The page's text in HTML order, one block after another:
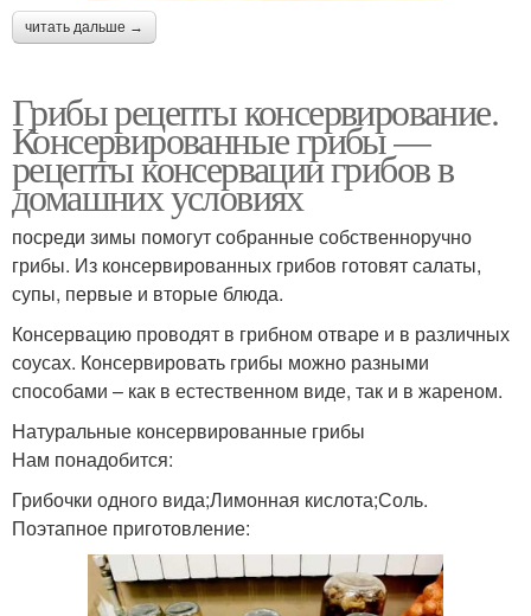
читать дальше →
Грибы рецепты консервирование.
Консервированные грибы —
рецепты консервации грибов в
домашних условиях
посреди зимы помогут собранные собственноручно
грибы. Из консервированных грибов готовят салаты,
супы, первые и вторые блюда.
Консервацию проводят в грибном отваре и в различных
соусах. Консервировать грибы можно разными
способами – как в естественном виде, так и в жареном.
Натуральные консервированные грибы
Нам понадобится:
Грибочки одного вида;Лимонная кислота;Соль.
Поэтапное приготовление: